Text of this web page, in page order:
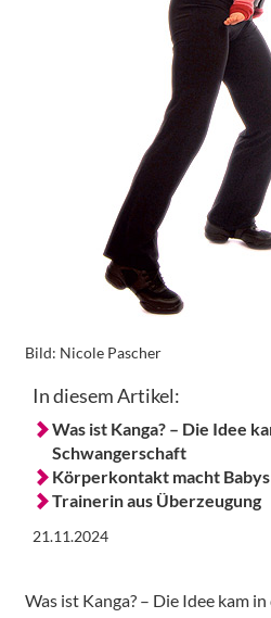
Bild: Nicole Pascher
In diesem Artikel:
Was ist Kanga? – Die Idee
Schwangerschaft
Körperkontakt macht
Trainerin aus Überzeugung
21.11.2024
Was ist Kanga? – Die Idee kam